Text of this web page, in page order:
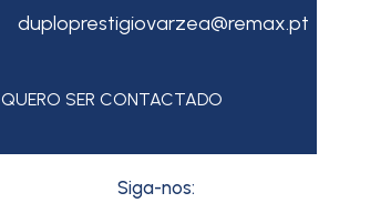
duploprestigiovarzea@remax.pt
QUERO SER CONTACTADO
Siga-nos: